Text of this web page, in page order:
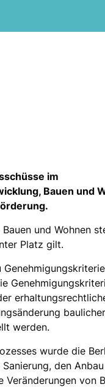
im
Bauen und
und Wohnen
Platz gilt.
werden.
wurde die
den
von